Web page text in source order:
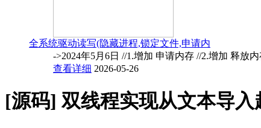
全系统驱动读写(隐藏进程,锁定文件,申请内
->2024年5月6日 //1.增加 申请内存 //2.增加 释放
查看详细 2026-05-26
[源码]双线程实现从文本导